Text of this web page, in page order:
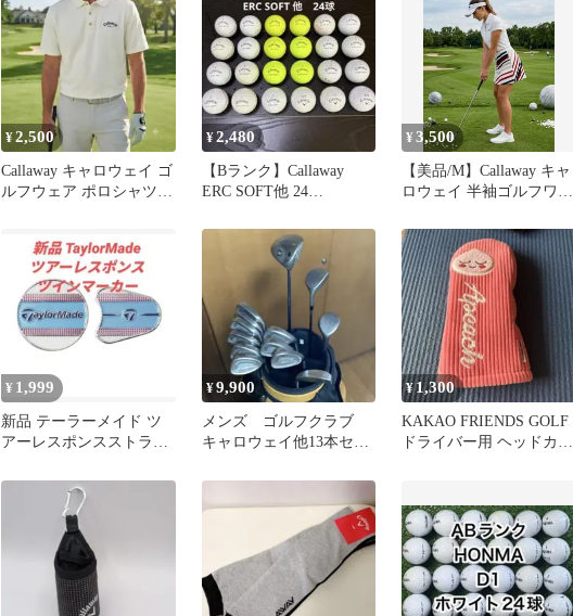
¥2,500
Callaway キャロウェイ ゴ
ルフウェア ポロシャツ
¥2,480
【Bランク】Callaway
ERC SOFT他 24
（390）
¥3,500
【美品/M】Callaway キャ
ロウェイ 半袖ゴルフワン
¥ 1,999
新品 テーラーメイド ツ
アーレスポンスストライ
¥9,900
メンズ ゴルフクラブ
キャロウェイ他13本セッ
¥1,300
KAKAO FRIENDS GOLF
ドライバー用 ヘッドカバ